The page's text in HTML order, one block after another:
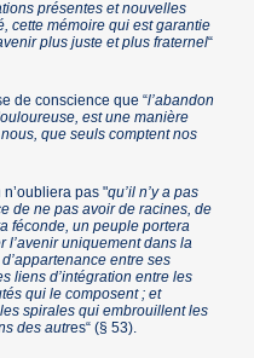
présentes et nouvelles
cette mémoire qui est garantie
plus juste et plus fraternel“
de conscience que “l’abandon
est une manière
que seuls comptent nos
pas "qu’il n’y a pas
de ne pas avoir de racines, de
féconde, un peuple portera
l’avenir uniquement dans la
entre ses
liens d’intégration entre les
qui le composent ; et
spirales qui embrouillent les
des autres“ (§ 53).